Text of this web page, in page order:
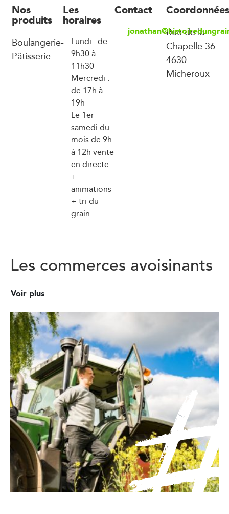
Nos
produits
Boulangerie-
Pâtisserie
Les
horaires
Lundi : de
9h30 à
11h30
Mercredi :
de 17h à
19h
Le 1er
samedi du
mois de 9h
à 12h vente
en directe
+
animations
+ tri du
grain
Contact Coordonnées
Rue de la
Chapelle 36
4630
Micheroux
Les commerces avoisinants
Voir plus